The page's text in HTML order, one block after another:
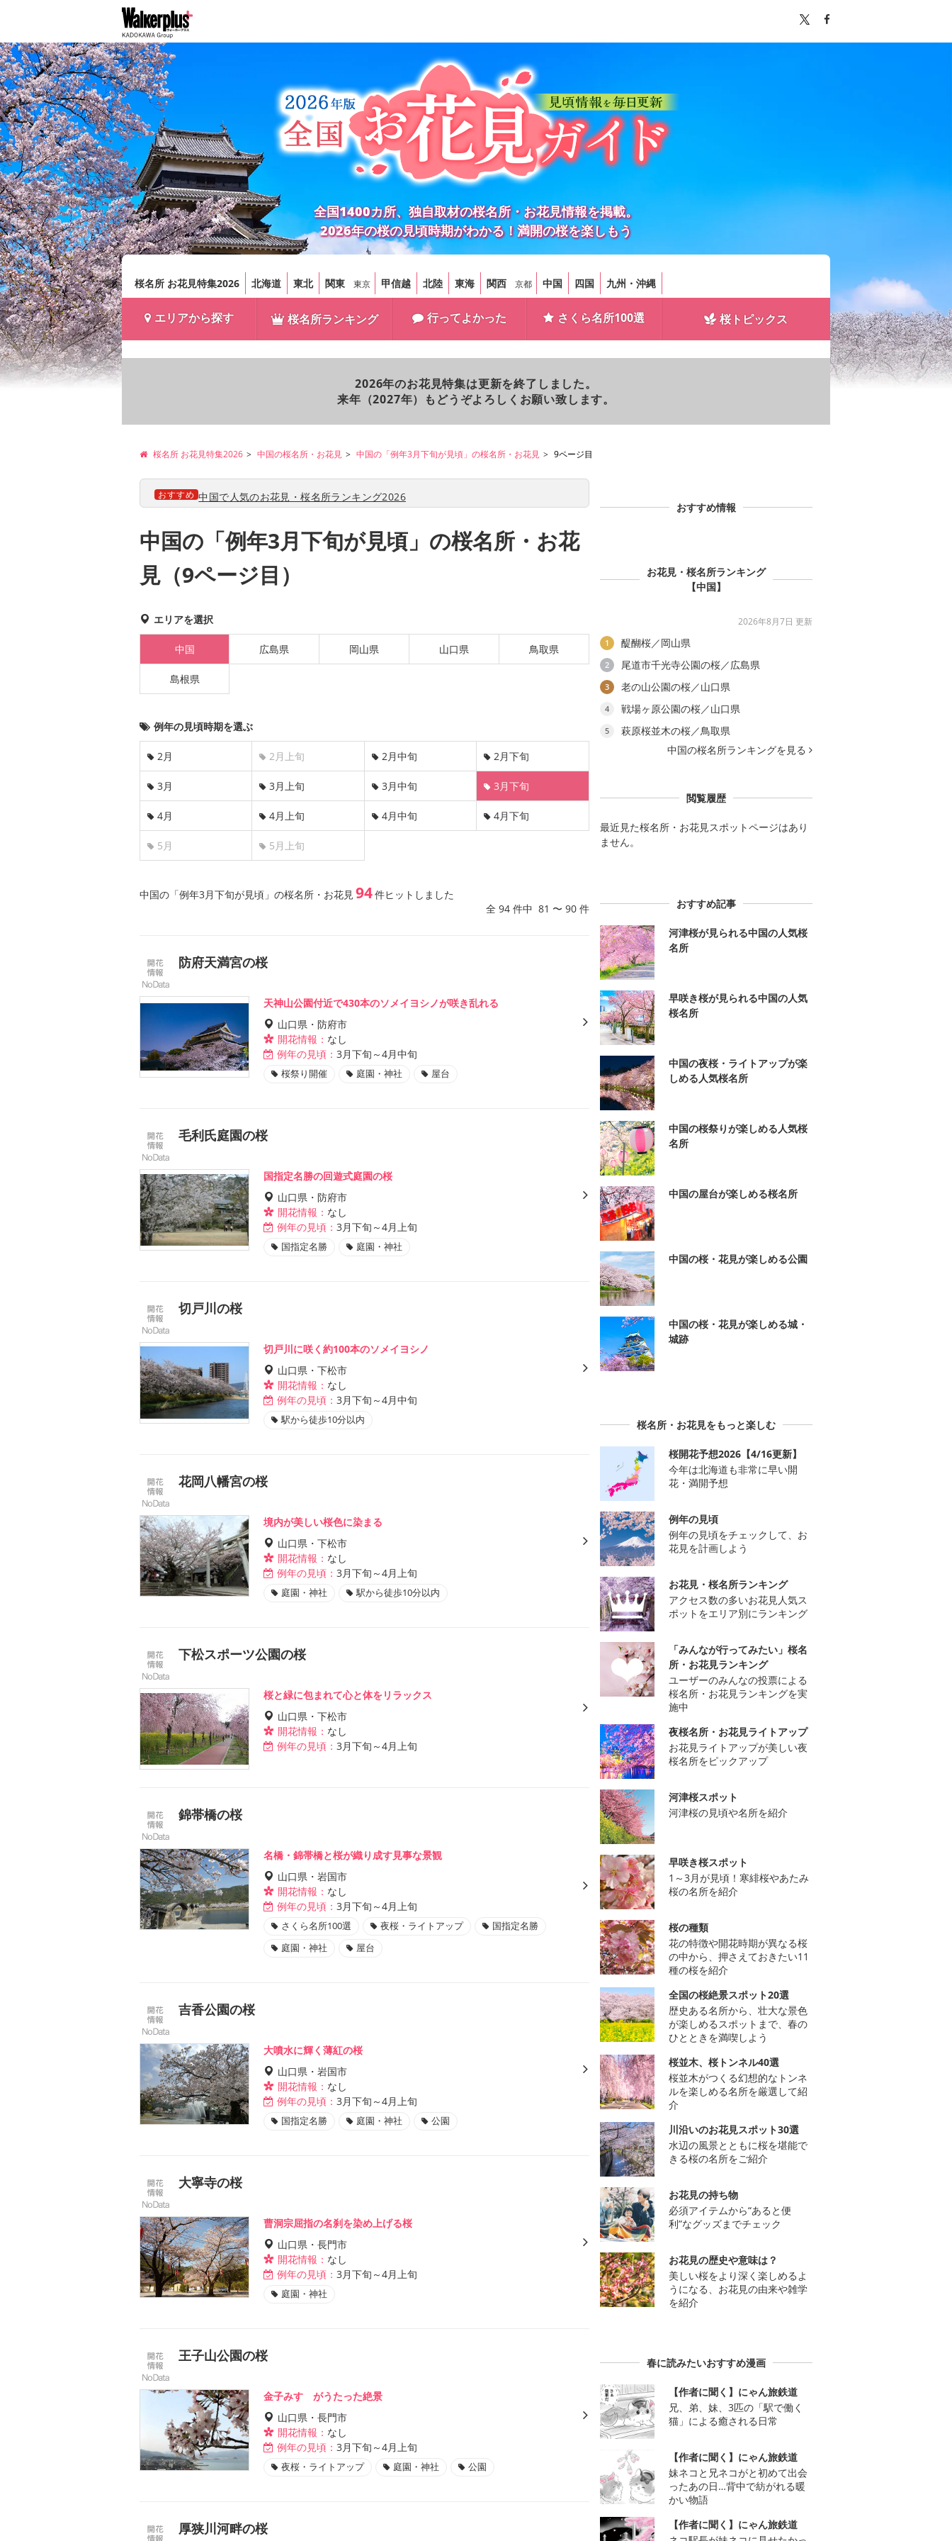
全国1400カ所、独自取材の桜名所・お花見情報を掲載。
2026年の桜の見頃時期がわかる！満開の桜を楽しもう
桜名所 お花見特集2026 北海道 東北 関東 東京 甲信越 北陸 東海 関西 京都 中国 四国 九州・沖縄
エリアから探す 桜名所ランキング 行ってよかった さくら名所100選 桜トピックス
2026年のお花見特集は更新を終了しました。
来年（2027年）もどうぞよろしくお願い致します。
桜名所 お花見特集2026 中国の桜名所・お花見 中国の「例年3月下旬が見頃」の桜名所・お花見 9ページ目
おすすめ 中国で人気のお花見・桜名所ランキング2026
中国の「例年3月下旬が見頃」の桜名所・お花
見（9ページ目）
エリアを選択
中国 広島県 岡山県 山口県 鳥取県
島根県
例年の見頃時期を選ぶ
2月 2月上旬 2月中旬 2月下旬
3月 3月上旬 3月中旬 3月下旬
4月 4月上旬 4月中旬 4月下旬
5月 5月上旬
中国の「例年3月下旬が見頃」の桜名所・お花見94件ヒットしました
全 94 件中 81 〜 90 件
防府天満宮の桜
天神山公園付近で430本のソメイヨシノが咲き乱れる
山口県・防府市
開花情報： なし
例年の見頃： 3月下旬～4月中旬
桜祭り開催 庭園・神社 屋台
毛利氏庭園の桜
国指定名勝の回遊式庭園の桜
山口県・防府市
開花情報： なし
例年の見頃： 3月下旬～4月上旬
国指定名勝 庭園・神社
切戸川の桜
切戸川に咲く約100本のソメイヨシノ
山口県・下松市
開花情報： なし
例年の見頃： 3月下旬～4月中旬
駅から徒歩10分以内
花岡八幡宮の桜
境内が美しい桜色に染まる
山口県・下松市
開花情報： なし
例年の見頃： 3月下旬～4月上旬
庭園・神社 駅から徒歩10分以内
下松スポーツ公園の桜
桜と緑に包まれて心と体をリラックス
山口県・下松市
開花情報： なし
例年の見頃： 3月下旬～4月上旬
錦帯橋の桜
名橋・錦帯橋と桜が織り成す見事な景観
山口県・岩国市
開花情報： なし
例年の見頃： 3月下旬～4月上旬
さくら名所100選 夜桜・ライトアップ
国指定名勝
庭園・神社
屋台
吉香公園の桜
大噴水に輝く薄紅の桜
山口県・岩国市
開花情報： なし
例年の見頃： 3月下旬～4月上旬
国指定名勝 庭園・神社 公園
大寧寺の桜
曹洞宗屈指の名刹を染め上げる桜
山口県・長門市
開花情報： なし
例年の見頃： 3月下旬～4月上旬
庭園・神社
王子山公園の桜
金子みすゞがうたった絶景
山口県・長門市
開花情報： なし
例年の見頃： 3月下旬～4月上旬
夜桜・ライトアップ 庭園・神社 公園
厚狭川河畔の桜
おすすめ情報
お花見・桜名所ランキング
【中国】
2026年8月7日 更新
1 醍醐桜／岡山県
2 尾道市千光寺公園の桜／広島県
3 老の山公園の桜／山口県
4 戦場ヶ原公園の桜／山口県
5
萩原桜並木の桜／鳥取県
中国の桜名所ランキングを見る
閲覧履歴
最近見た桜名所・お花見スポットページはあり
ません。
おすすめ記事
河津桜が見られる中国の人気桜
名所
早咲き桜が見られる中国の人気
桜名所
中国の夜桜・ライトアップが楽
しめる人気桜名所
中国の桜祭りが楽しめる人気桜
名所
中国の屋台が楽しめる桜名所
中国の桜・花見が楽しめる公園
中国の桜・花見が楽しめる城・
城跡
桜名所・お花見をもっと楽しむ
桜開花予想2026【4/16更新】
今年は北海道も非常に早い開
花・満開予想
例年の見頃
例年の見頃をチェックして、お
花見を計画しよう
お花見・桜名所ランキング
アクセス数の多いお花見人気ス
ポットをエリア別にランキング
「みんなが行ってみたい」桜名
所・お花見ランキング
ユーザーのみんなの投票による
桜名所・お花見ランキングを実
施中
夜桜名所・お花見ライトアップ
お花見ライトアップが美しい夜
桜名所をピックアップ
河津桜スポット
河津桜の見頃や名所を紹介
早咲き桜スポット
1～3月が見頃！寒緋桜やあたみ
桜の名所を紹介
桜の種類
花の特徴や開花時期が異なる桜
の中から、押さえておきたい11
種の桜を紹介
全国の桜絶景スポット20選
歴史ある名所から、壮大な景色
が楽しめるスポットまで、春の
ひとときを満喫しよう
桜並木、桜トンネル40選
桜並木がつくる幻想的なトンネ
ルを楽しめる名所を厳選して紹
介
川沿いのお花見スポット30選
水辺の風景とともに桜を堪能で
きる桜の名所をご紹介
お花見の持ち物
必須アイテムから“あると便
利”なグッズまでチェック
お花見の歴史や意味は？
美しい桜をより深く楽しめるよ
うになる、お花見の由来や雑学
を紹介
春に読みたいおすすめ漫画
【作者に聞く】にゃん旅鉄道
兄、弟、妹、3匹の「駅で働く
猫」による癒される日常
【作者に聞く】にゃん旅鉄道
妹ネコと兄ネコがと初めて出会
ったあの日…背中で紡がれる暖
かい物語
【作者に聞く】にゃん旅鉄道